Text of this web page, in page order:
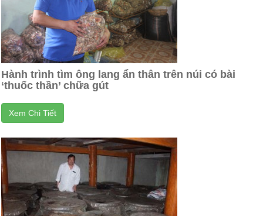
Hành trình tìm ông lang ẩn thân trên núi có bài
‘thuốc thần’ chữa gút
Xem Chi Tiết